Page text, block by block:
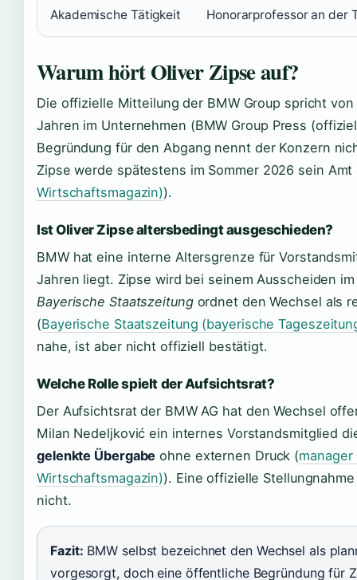
Akademische Tätigkeit Honorarprofessor an der
Warum hört Oliver Zipse auf?
Die offizielle Mitteilung der BMW Group spricht
Jahren im Unternehmen (BMW Group Press
Begründung für den Abgang nennt der Konzern
Zipse werde spätestens im Sommer 2026 sein Amt
Wirtschaftsmagazin)).
Ist Oliver Zipse altersbedingt ausgeschieden?
BMW hat eine interne Altersgrenze für
Jahren liegt. Zipse wird bei seinem Ausscheiden
Bayerische Staatszeitungordnet den Wechsel als
(Bayerische Staatszeitung (bayerische
nahe, ist aber nicht offiziell bestätigt.
Welche Rolle spielt der Aufsichtsrat?
Der Aufsichtsrat der BMW AG hat den Wechsel
Milan Nedeljković ein internes Vorstandsmitglied
gelenkte Übergabe ohne externen Druck (
Wirtschaftsmagazin)). Eine offizielle
nicht.
Fazit: BMW selbst bezeichnet den Wechsel als
vorgesorgt, doch eine öffentliche Begründung für